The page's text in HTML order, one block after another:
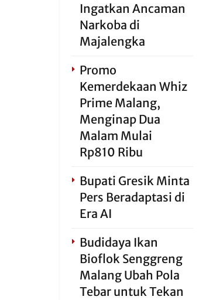
Ingatkan Ancaman
Narkoba di
Majalengka
Promo
Kemerdekaan Whiz
Prime Malang,
Menginap Dua
Malam Mulai
Rp810 Ribu
Bupati Gresik Minta
Pers Beradaptasi di
Era AI
Budidaya Ikan
Bioflok Senggreng
Malang Ubah Pola
Tebar untuk Tekan